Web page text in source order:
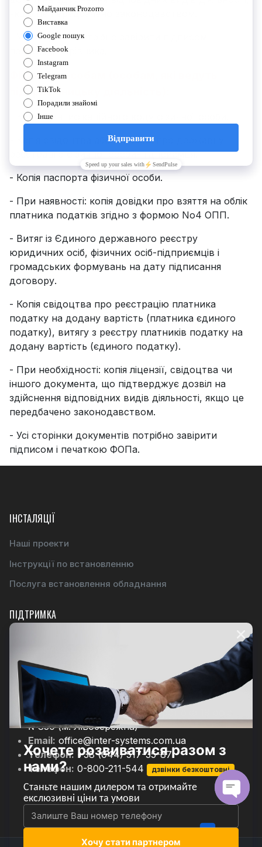
якщо це передбачено законодавством.
- Усі сторінки потрібно завірити підписом і
печаткою керівника.
Фізичним особам (особам, які ведуть
підприємницьку діяльність):
- Копія ідентифікаційного коду фізичної особи.
- Копія свідоцтва або виписки про державну
реєстрацію фізичної особи-підприємця.
- Копія паспорта фізичної особи.
- При наявності: копія довідки про взяття на облік
платника податків згідно з формою No4 ОПП.
- Витяг із Єдиного державного реєстру
юридичних осіб, фізичних осіб-підприємців і
громадських формувань на дату підписання
договору.
- Копія свідоцтва про реєстрацію платника
податку на додану вартість (платника єдиного
податку), витягу з реєстру платників податку на
додану вартість (єдиного податку).
- При необхідності: копія ліцензії, свідоцтва чи
іншого документа, що підтверджує дозвіл на
здійснення відповідних видів діяльності, якщо це
передбачено законодавством.
- Усі сторінки документів потрібно завірити
підписом і печаткою ФОПа.
ІНСТАЛЯЦІЇ
Наші проекти
Інструкції по встановленню
Послуга встановлення обладнання
ПІДТРИМКА
Гарантійний сервіс
ЗВОРОТНІЙ ЗВЯЗОК
Адреса:
Київ ул.Євгена Сверстюка 19 офіс
№830 (м. Лівобережна)
Email: office@inter-systems.com.ua
Телефон: +38 (044) 517-35-87
Телефон: 0-800-211-544 дзвінки безкоштовні